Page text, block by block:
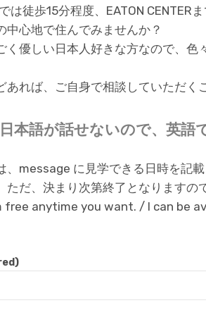
は徒歩15分程度、EATON CENTER
中心地で住んでみませんか？
く優しい日本人好きな方なので、色
あれば、ご自身で相談していただく
本語が話せないので、英語
、message に見学できる日時を記
ただ、決まり次第終了となりますの
anytime you want. / I can be